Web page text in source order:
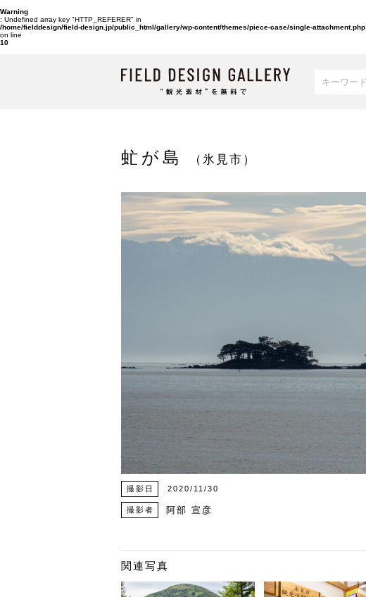
Warning
: Undefined array key "HTTP_REFERER" in
/home/fielddesign/field-design.jp/public_html/gallery/wp-content/themes/piece-case/single-attachment.php
on line
10
虻が島 （氷見市）
撮影日 2020/11/30
撮影者 阿部 宣彦
関連写真